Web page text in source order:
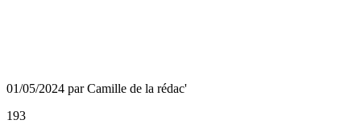
01/05/2024 par Camille de la rédac'
193